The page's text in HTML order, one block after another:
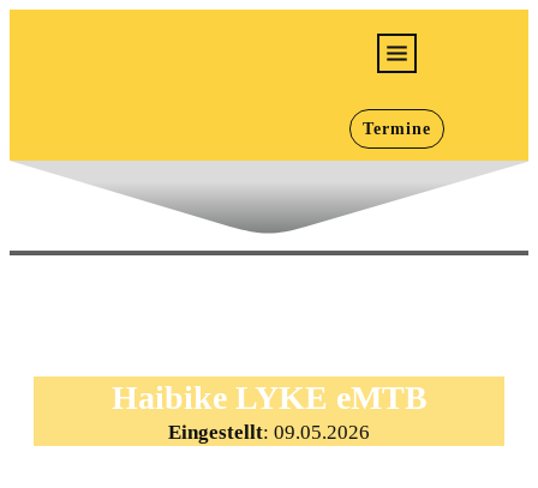
E-Bikes
Bikes
Jugend/Kids
Termine
Haibike LYKE eMTB
Eingestellt: 09.05.2026